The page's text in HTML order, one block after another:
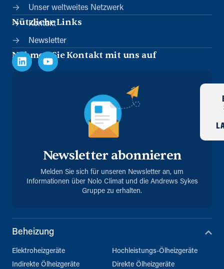
Unser weltweites Netzwerk
Nützliche Links
Kontakt
Newsletter
Nehmen Sie Kontakt mit uns auf
Newsletter abonnieren
Melden Sie sich für unseren Newsletter an, um
Informationen über Nolo Climat und die Andrews Sykes
Gruppe zu erhalten.
Beheizung
Elektroheizgeräte
Indirekte Ölheizgeräte
Hochleistungs-Ölheizgeräte
Direkte Ölheizgeräte